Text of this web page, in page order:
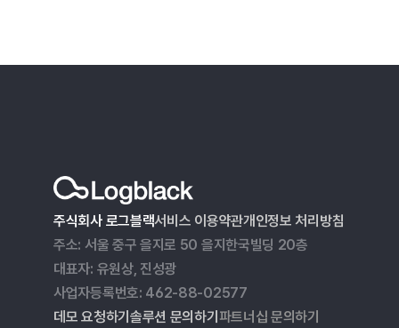
주식회사 로그블랙서비스 이용약관개인정보 처리방침
주소: 서울 중구 을지로 50 을지한국빌딩 20층
대표자: 유원상, 진성광
사업자등록번호: 462-88-02577
데모 요청하기 솔루션 문의하기 파트너십 문의하기